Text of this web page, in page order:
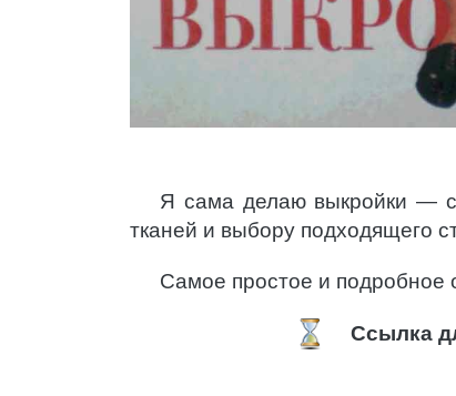
Я сама делаю выкройки —
тканей и выбору подходящего
Самое простое и подробное
Ссылка